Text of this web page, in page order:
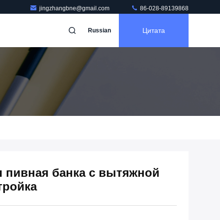
jingzhangbne@gmail.com 86-028-89139868
Russian Цитата
банка с вытяжной